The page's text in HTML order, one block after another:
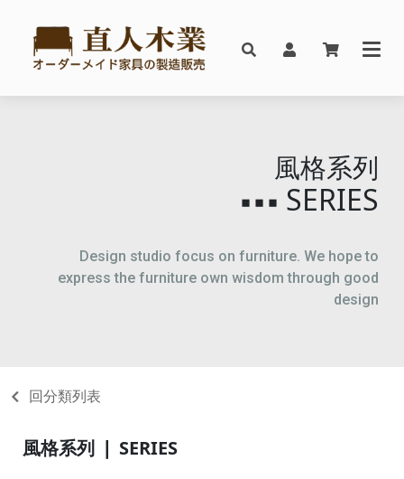
風格系列
▪▪▪ SERIES
Design studio focus on furniture. We hope to
express the furniture own wisdom through good
design
回分類列表
風格系列 ❘ SERIES